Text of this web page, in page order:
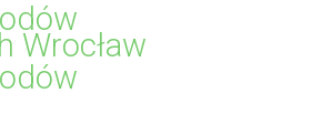
Wrocław